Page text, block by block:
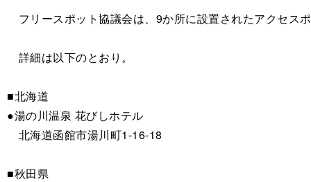
フリースポット協議会は、9か所に設置されたアクセス
詳細は以下のとおり。
■北海道
●湯の川温泉 花びしホテル
北海道函館市湯川町1-16-18
■秋田県